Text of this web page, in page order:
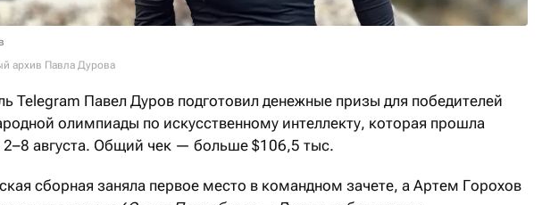
архив Павла Дурова
Telegram Павел Дуров подготовил денежные призы для победителей
олимпиады по искусственному интеллекту, которая прошла
2–8 августа. Общий чек — больше $106,5 тыс.
сборная заняла первое место в командном зачете, а Артем Горохов